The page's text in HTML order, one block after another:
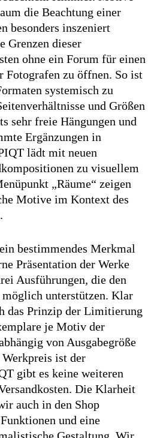
die Beachtung einer
besonders inszeniert
Grenzen dieser
ohne ein Forum für einen
Fotografen zu öffnen. So ist
systemisch zu
und Größen
sehr freie Hängungen und
Ergänzungen in
lädt mit neuen
zu visuellem
„Räume“ zeigen
Motive im Kontext des
bestimmendes Merkmal
Präsentation der Werke
Ausführungen, die den
unterstützen. Klar
das Prinzip der Limitierung
je Motiv der
von Ausgabegröße
ist der
gibt es keine weiteren
Die Klarheit
auch in den Shop
und eine